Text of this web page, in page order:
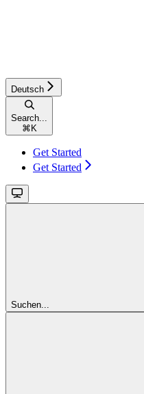
Deutsch
Search...
⌘ K
Get Started
Get Started
Suchen...